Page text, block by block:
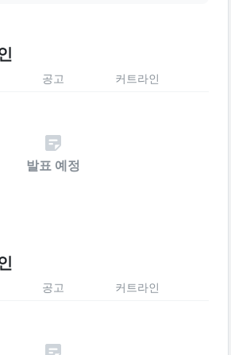
공고 커트라인
발표 예정
공고 커트라인